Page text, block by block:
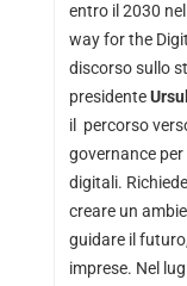
entro il 2030
way for the
discorso sullo
presidente
il percorso
governance
digitali.
creare un
guidare il
imprese. Nel